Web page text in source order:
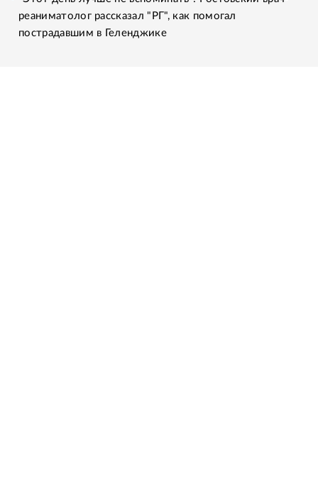
реаниматолог рассказал "РГ", как помогал
пострадавшим в Геленджике